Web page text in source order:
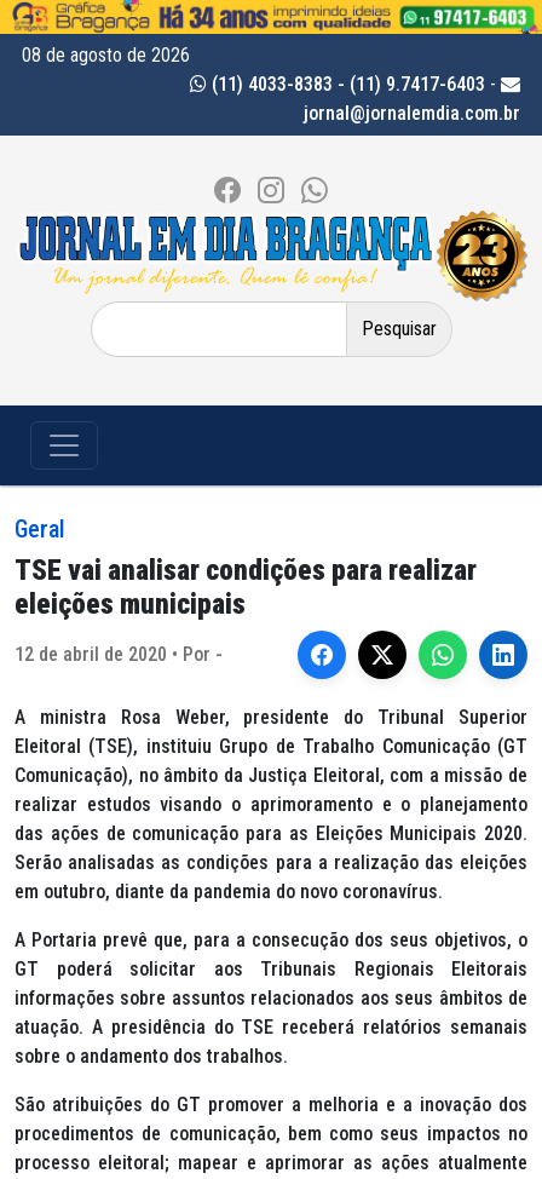
08 de agosto de 2026
(11) 4033-8383 - (11) 9.7417-6403 -
jornal@jornalemdia.com.br
Pesquisar
por:
Geral
TSE vai analisar condições para realizar
eleições municipais
12 de abril de 2020 • Por -
A ministra Rosa Weber, presidente do Tribunal Superior
Eleitoral (TSE), instituiu Grupo de Trabalho Comunicação (GT
Comunicação), no âmbito da Justiça Eleitoral, com a missão de
realizar estudos visando o aprimoramento e o planejamento
das ações de comunicação para as Eleições Municipais 2020.
Serão analisadas as condições para a realização das eleições
em outubro, diante da pandemia do novo coronavírus.
A Portaria prevê que, para a consecução dos seus objetivos, o
GT poderá solicitar aos Tribunais Regionais Eleitorais
informações sobre assuntos relacionados aos seus âmbitos de
atuação. A presidência do TSE receberá relatórios semanais
sobre o andamento dos trabalhos.
São atribuições do GT promover a melhoria e a inovação dos
procedimentos de comunicação, bem como seus impactos no
processo eleitoral; mapear e aprimorar as ações atualmente